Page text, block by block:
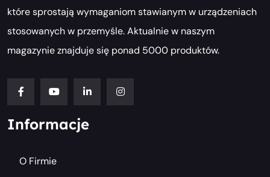
które sprostają wymaganiom stawianym w urządzeniach
stosowanych w przemyśle. Aktualnie w naszym
magazynie znajduje się ponad 5000 produktów.
Informacje
O Firmie